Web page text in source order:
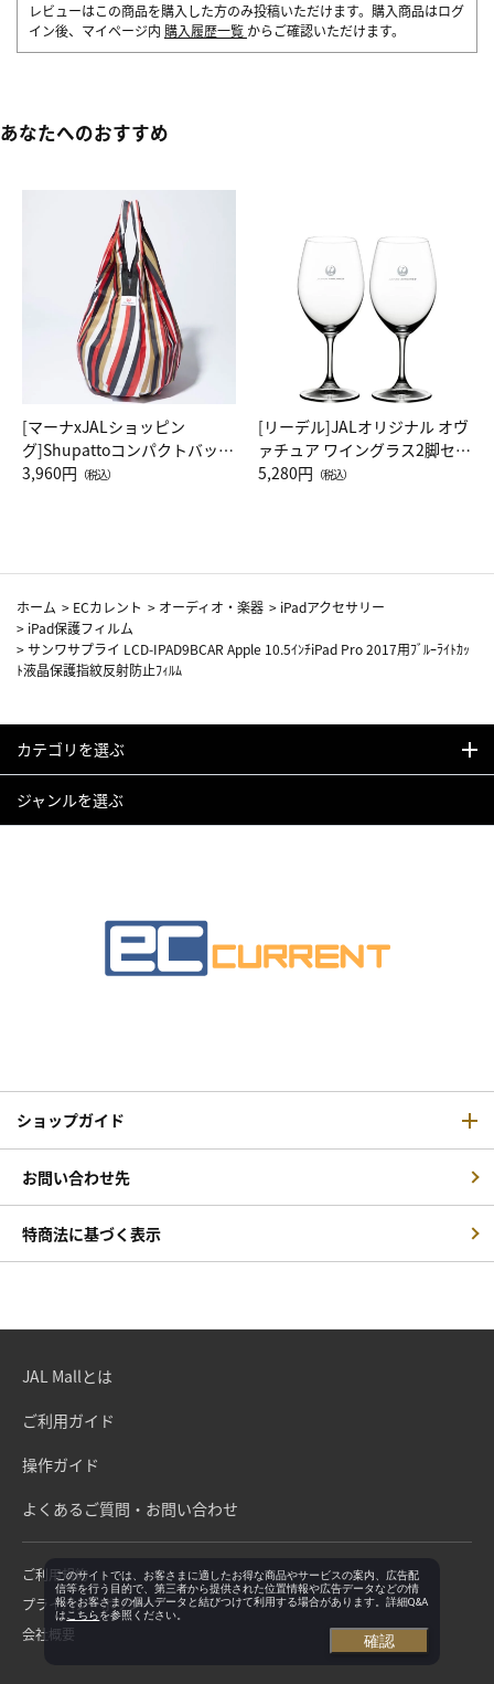
レビューはこの商品を購入した方のみ投稿いただけます。購入商品はログ
イン後、マイページ内 購入履歴一覧 からご確認いただけます。
あなたへのおすすめ
[マーナxJALショッピン
グ]Shupattoコンパクトバッグ
Drop JAL客室乗務員（LC）ス
3,960円 （税込）
[リーデル]JALオリジナル オヴ
ァチュア ワイングラス2脚セッ
ト（レッドワイン）
5,280円 （税込）
ホーム > ECカレント > オーディオ・楽器 > iPadアクセサリー
> iPad保護フィルム
>サンワサプライ LCD-IPAD9BCAR Apple 10.5ｲﾝﾁiPad Pro 2017用ﾌﾞﾙｰﾗｲﾄｶｯ
ﾄ液晶保護指紋反射防止ﾌｨﾙﾑ
カテゴリを選ぶ
ジャンルを選ぶ
ショップガイド
お問い合わせ先
特商法に基づく表示
JAL Mallとは
ご利用ガイド
操作ガイド
よくあるご質問・お問い合わせ
ご利用規約
プライバシーポリシー
会社概要
このサイトでは、お客さまに適したお得な商品やサービスの案内、広告配
信等を行う目的で、第三者から提供された位置情報や広告データなどの情
報をお客さまの個人データと結びつけて利用する場合があります。詳細Q&A
は こちらを参照ください。
確認